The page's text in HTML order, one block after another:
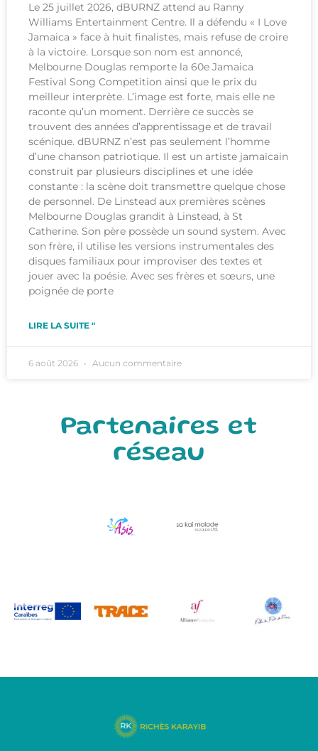
Le 25 juillet 2026, dBURNZ attend au Ranny
Williams Entertainment Centre. Il a défendu « I Love
Jamaica » face à huit finalistes, mais refuse de croire
à la victoire. Lorsque son nom est annoncé,
Melbourne Douglas remporte la 60e Jamaica
Festival Song Competition ainsi que le prix du
meilleur interprète. L’image est forte, mais elle ne
raconte qu’un moment. Derrière ce succès se
trouvent des années d’apprentissage et de travail
scénique. dBURNZ n’est pas seulement l’homme
d’une chanson patriotique. Il est un artiste jamaïcain
construit par plusieurs disciplines et une idée
constante : la scène doit transmettre quelque chose
de personnel. De Linstead aux premières scènes
Melbourne Douglas grandit à Linstead, à St
Catherine. Son père possède un sound system. Avec
son frère, il utilise les versions instrumentales des
disques familiaux pour improviser des textes et
jouer avec la poésie. Avec ses frères et sœurs, une
poignée de porte
LIRE LA SUITE "
6 août 2026 Aucun commentaire
Partenaires et
réseau